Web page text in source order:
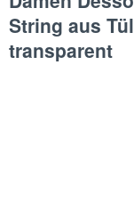
String aus
transparent